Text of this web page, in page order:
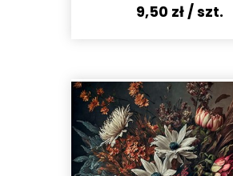
9,50 zł/ szt.